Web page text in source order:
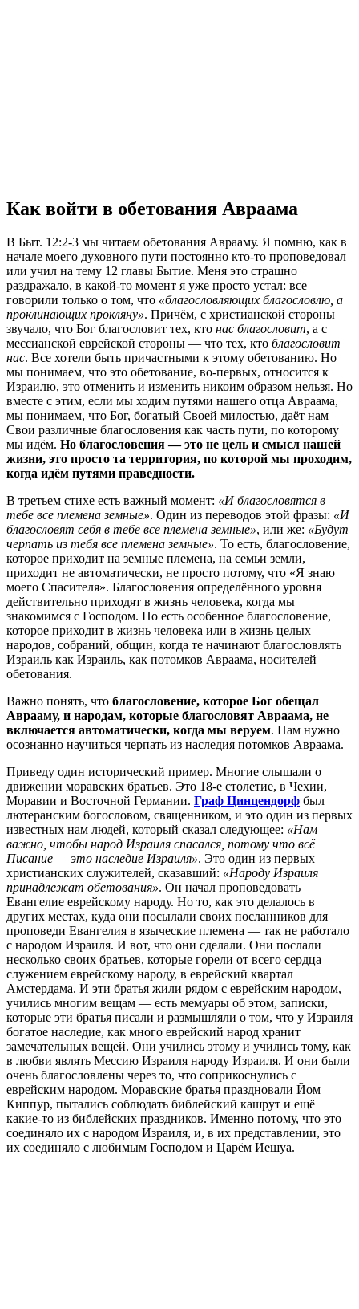
Как войти в обетования Авраама
В Быт. 12:2-3 мы читаем обетования Аврааму. Я помню, как в
начале моего духовного пути постоянно кто-то проповедовал
или учил на тему 12 главы Бытие. Меня это страшно
раздражало, в какой-то момент я уже просто устал: все
говорили только о том, что «благословляющих благословлю, а
проклинающих прокляну». Причём, с христианской стороны
звучало, что Бог благословит тех, кто нас благословит, а с
мессианской еврейской стороны — что тех, кто благословит
нас. Все хотели быть причастными к этому обетованию. Но
мы понимаем, что это обетование, во-первых, относится к
Израилю, это отменить и изменить никоим образом нельзя. Но
вместе с этим, если мы ходим путями нашего отца Авраама,
мы понимаем, что Бог, богатый Своей милостью, даёт нам
Свои различные благословения как часть пути, по которому
мы идём. Но благословения — это не цель и смысл нашей
жизни, это просто та территория, по которой мы проходим,
когда идём путями праведности.
В третьем стихе есть важный момент: «И благословятся в
тебе все племена земные». Один из переводов этой фразы: «И
благословят себя в тебе все племена земные», или же: «Будут
черпать из тебя все племена земные». То есть, благословение,
которое приходит на земные племена, на семьи земли,
приходит не автоматически, не просто потому, что «Я знаю
моего Спасителя». Благословения определённого уровня
действительно приходят в жизнь человека, когда мы
знакомимся с Господом. Но есть особенное благословение,
которое приходит в жизнь человека или в жизнь целых
народов, собраний, общин, когда те начинают благословлять
Израиль как Израиль, как потомков Авраама, носителей
обетования.
Важно понять, что благословение, которое Бог обещал
Аврааму, и народам, которые благословят Авраама, не
включается автоматически, когда мы веруем. Нам нужно
осознанно научиться черпать из наследия потомков Авраама.
Приведу один исторический пример. Многие слышали о
движении моравских братьев. Это 18-е столетие, в Чехии,
Моравии и Восточной Германии. Граф Цинцендорф был
лютеранским богословом, священником, и это один из первых
известных нам людей, который сказал следующее: «Нам
важно, чтобы народ Израиля спасался, потому что всё
Писание — это наследие Израиля». Это один из первых
христианских служителей, сказавший: «Народу Израиля
принадлежат обетования». Он начал проповедовать
Евангелие еврейскому народу. Но то, как это делалось в
других местах, куда они посылали своих посланников для
проповеди Евангелия в языческие племена — так не работало
с народом Израиля. И вот, что они сделали. Они послали
несколько своих братьев, которые горели от всего сердца
служением еврейскому народу, в еврейский квартал
Амстердама. И эти братья жили рядом с еврейским народом,
учились многим вещам — есть мемуары об этом, записки,
которые эти братья писали и размышляли о том, что у Израиля
богатое наследие, как много еврейский народ хранит
замечательных вещей. Они учились этому и учились тому, как
в любви являть Мессию Израиля народу Израиля. И они были
очень благословлены через то, что соприкоснулись с
еврейским народом. Моравские братья праздновали Йом
Киппур, пытались соблюдать библейский кашрут и ещё
какие-то из библейских праздников. Именно потому, что это
соединяло их с народом Израиля, и, в их представлении, это
их соединяло с любимым Господом и Царём Иешуа.